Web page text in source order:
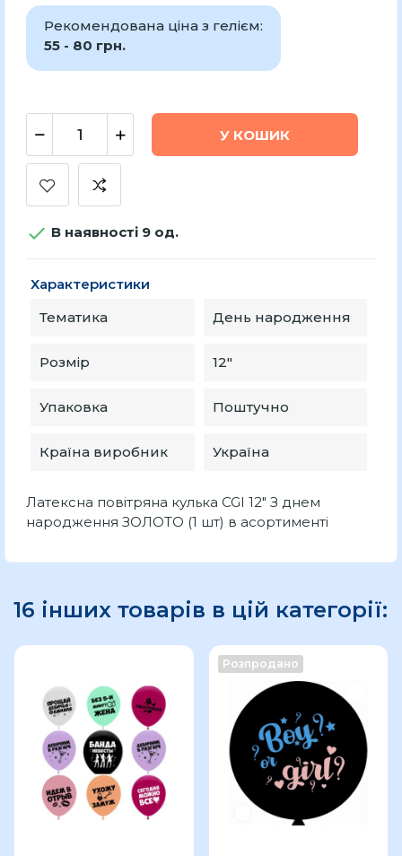
Рекомендована ціна з гелієм:
55 - 80 грн.
У КОШИК
 В наявності 9 од.
Характеристики
Тематика
День народження
Розмір 12″
Упаковка Поштучно
Країна виробник Україна
Латексна повітряна кулька CGI 12" З днем
народження ЗОЛОТО (1 шт) в асортименті
16 інших товарів в цій категорії:
Розпродано